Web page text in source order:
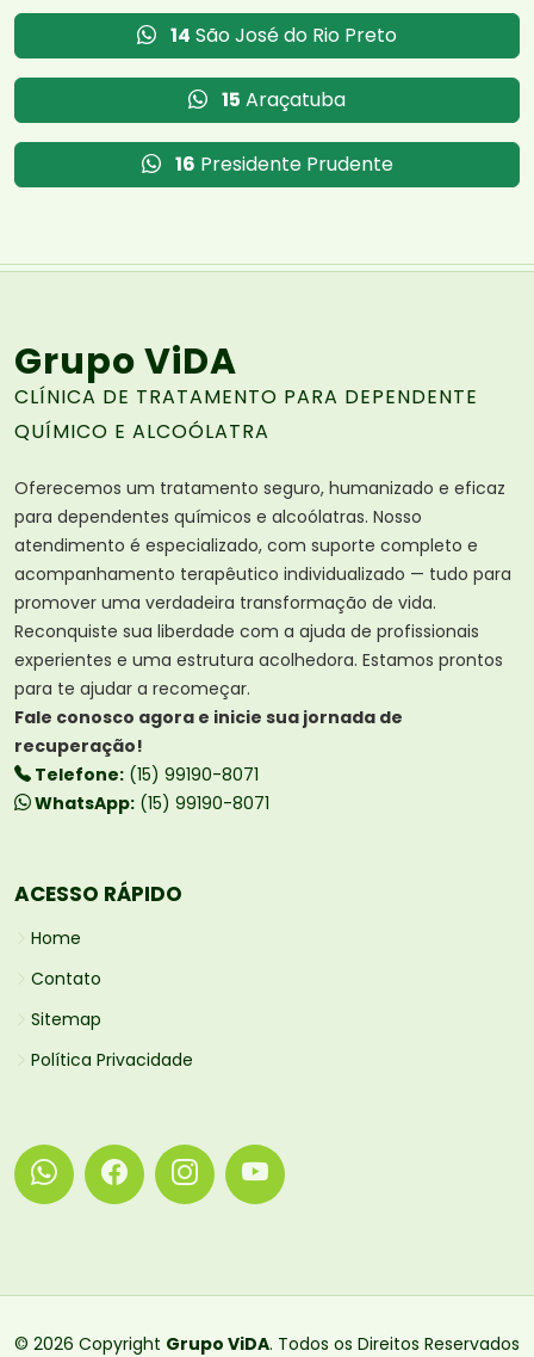
14 São José do Rio Preto
15 Araçatuba
16 Presidente Prudente
Grupo ViDA
CLÍNICA DE TRATAMENTO PARA DEPENDENTE
QUÍMICO E ALCOÓLATRA
Oferecemos um tratamento seguro, humanizado e eficaz
para dependentes químicos e alcoólatras. Nosso
atendimento é especializado, com suporte completo e
acompanhamento terapêutico individualizado — tudo para
promover uma verdadeira transformação de vida.
Reconquiste sua liberdade com a ajuda de profissionais
experientes e uma estrutura acolhedora. Estamos prontos
para te ajudar a recomeçar.
Fale conosco agora e inicie sua jornada de
recuperação!
Telefone: (15) 99190-8071
WhatsApp: (15) 99190-8071
ACESSO RÁPIDO
Home
Contato
Sitemap
Política Privacidade
© 2026 Copyright Grupo ViDA. Todos os Direitos Reservados